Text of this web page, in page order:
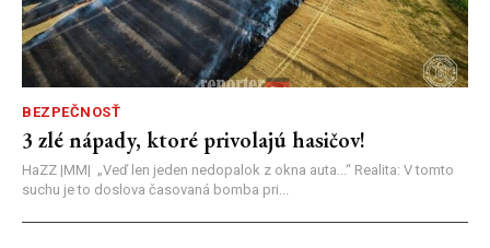
BEZPEČNOSŤ
3 zlé nápady, ktoré privolajú hasičov!
HaZZ |MM| ​„Veď len jeden nedopalok z okna auta...“ ​Realita: V tomto
suchu je to doslova časovaná bomba pri...